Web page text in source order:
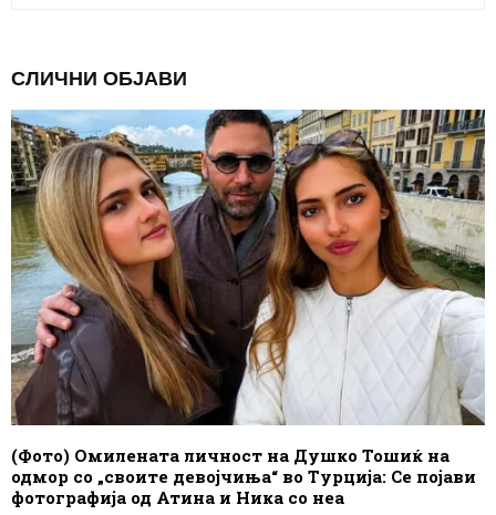
СЛИЧНИ ОБЈАВИ
(Фото) Омилената личност на Душко Тошиќ на
одмор со „своите девојчиња“ во Турција: Се појави
фотографија од Атина и Ника со неа